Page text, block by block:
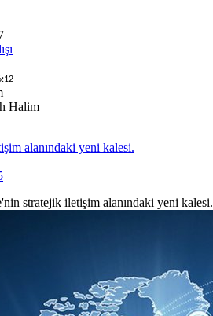
alanındaki yeni kalesi.
stratejik iletişim alanındaki yeni kalesi.